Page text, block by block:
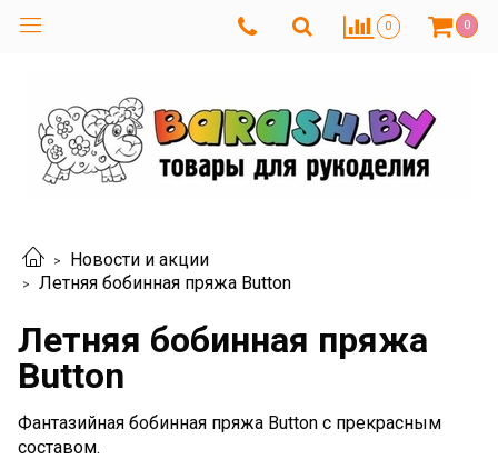
0 0
Новости и акции
Летняя бобинная пряжа Button
Летняя бобинная пряжа
Button
Фантазийная бобинная пряжа Button c прекрасным
составом.